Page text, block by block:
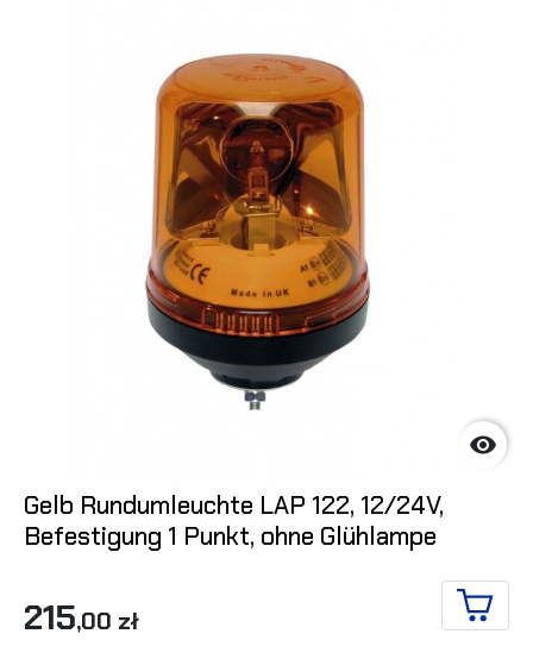

Gelb Rundumleuchte LAP 122, 12/24V,
Befestigung 1 Punkt, ohne Glühlampe
215,00 zł IN